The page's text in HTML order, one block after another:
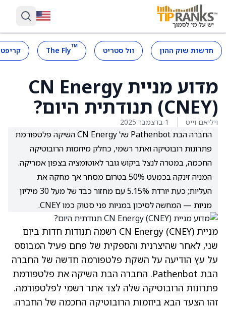
חדשות שוק ההון וול סטריט ™
The Fly
מדוע מניית CN Energy
(CNEY) תנודתית היום?
ויליאם וייט 1 בדצמבר 2025
החברה הבת Pathenbot של CN Energy השיקה פלטפורמת
פתרונות רובוטיקה ואתר רשמי, כחלק מיוזמות הרובוטיקה
החכמה, במטרה לנצל ביקוש גובר לאוטומציה בצפון אמריקה.
המניה זינקה בכמעט 50% בטרום מסחר אך מחקה את
העליות; כעת יורדת 5.15% עם מחזור כבד של מעל 30 מיליון
מניות — המחשה לסיכון במניות פני סטוק כמו CNEY.
מניית CN Energy (CNEY)
רשמה תנודות חדות ביום
שני, לאחר שהיצרנית והספקית של פחם פעיל המבוסס
על עץ הודיעה על השקת פלטפורמה חדשה של החברה
הבת Pathenbot. החברה הבת השיקה את פלטפורמת
פתרונות הרובוטיקה שלה לצד אתר רשמי לפלטפורמה.
זהו הצעד הבא ביוזמות הרובוטיקה החכמה של החברה.